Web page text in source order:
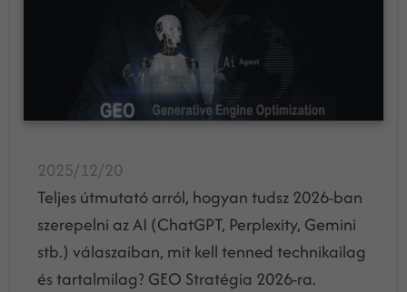
2025/12/20
Teljes útmutató arról, hogyan tudsz 2026-ban
szerepelni az AI (ChatGPT, Perplexity, Gemini
stb.) válaszaiban, mit kell tenned technikailag
és tartalmilag? GEO Stratégia 2026-ra.